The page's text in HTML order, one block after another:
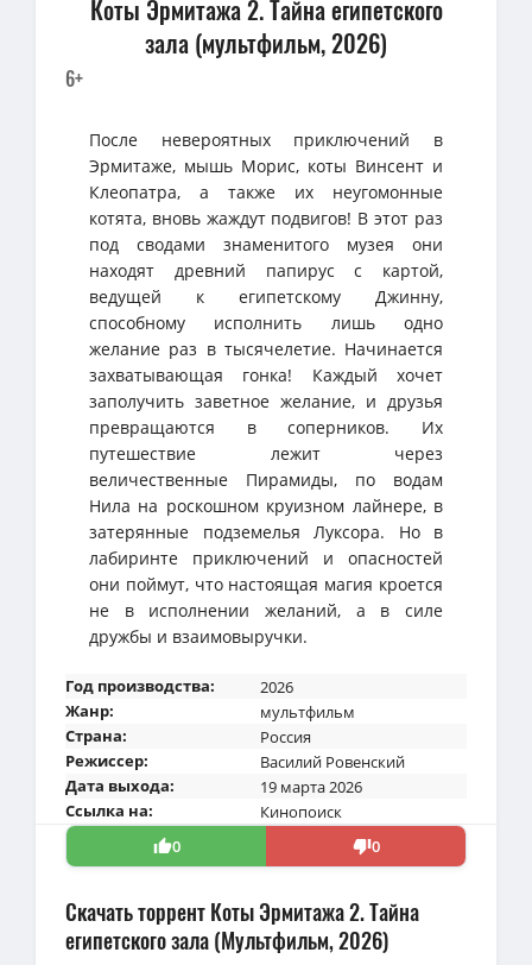
Коты Эрмитажа 2. Тайна египетского
зала (мультфильм, 2026)
6+
После невероятных приключений в
Эрмитаже, мышь Морис, коты Винсент и
Клеопатра, а также их неугомонные
котята, вновь жаждут подвигов! В этот раз
под сводами знаменитого музея они
находят древний папирус с картой,
ведущей к египетскому Джинну,
способному исполнить лишь одно
желание раз в тысячелетие. Начинается
захватывающая гонка! Каждый хочет
заполучить заветное желание, и друзья
превращаются в соперников. Их
путешествие лежит через
величественные Пирамиды, по водам
Нила на роскошном круизном лайнере, в
затерянные подземелья Луксора. Но в
лабиринте приключений и опасностей
они поймут, что настоящая магия кроется
не в исполнении желаний, а в силе
дружбы и взаимовыручки.
Год производства:
2026
Жанр:
мультфильм
Страна:
Россия
Режиссер:
Василий Ровенский
Дата выхода:
19 марта 2026
Ссылка на:
Кинопоиск
0
0
Скачать торрент Коты Эрмитажа 2. Тайна
египетского зала (Мультфильм, 2026)